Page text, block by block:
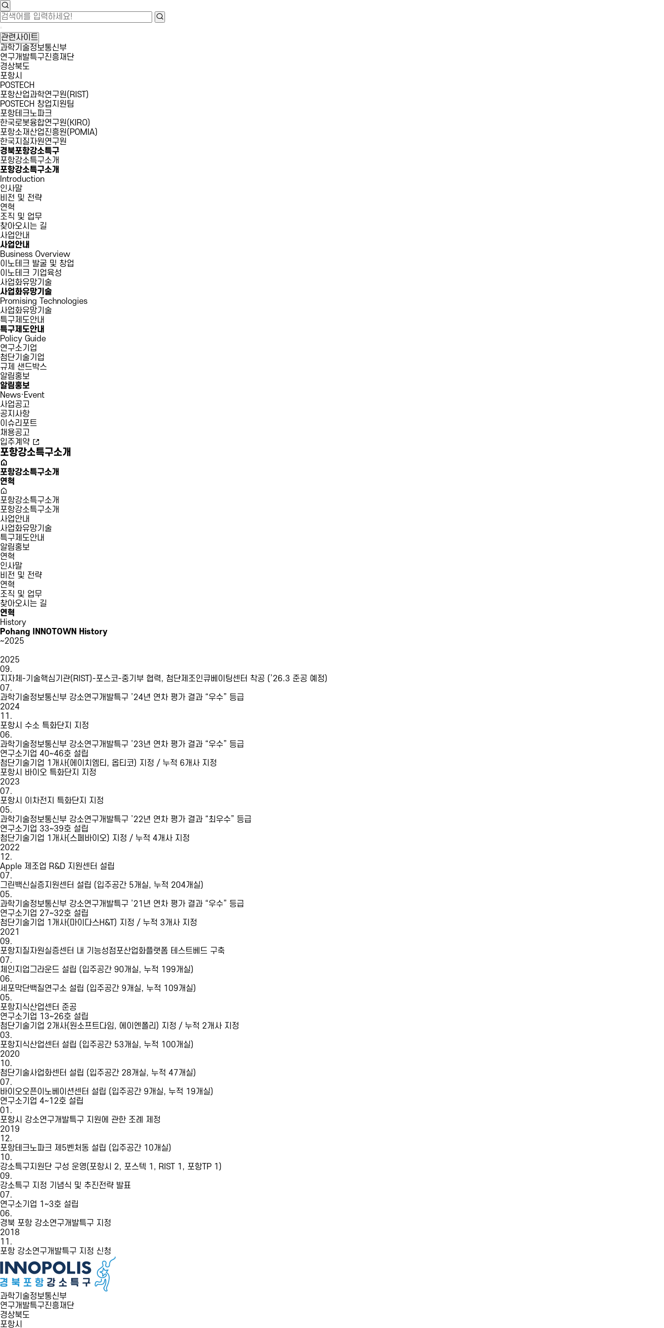
관련사이트
과학기술정보통신부
연구개발특구진흥재단
경상북도
포항시
POSTECH
포항산업과학연구원(RIST)
POSTECH 창업지원팀
포항테크노파크
한국로봇융합연구원(KIRO)
포항소재산업진흥원(POMIA)
한국지질자원연구원
경북포항강소특구
포항강소특구소개
포항강소특구소개
Introduction
인사말
비전 및 전략
연혁
조직 및 업무
찾아오시는 길
사업안내
사업안내
Business Overview
이노테크 발굴 및 창업
이노테크 기업육성
사업화유망기술
사업화유망기술
Promising Technologies
사업화유망기술
특구제도안내
특구제도안내
Policy Guide
연구소기업
첨단기술기업
규제 샌드박스
알림홍보
알림홍보
News·Event
사업공고
공지사항
이슈리포트
채용공고
입주계약
포항강소특구소개
포항강소특구소개
연혁
포항강소특구소개
포항강소특구소개
사업안내
사업화유망기술
특구제도안내
알림홍보
연혁
인사말
비전 및 전략
연혁
조직 및 업무
찾아오시는 길
연혁
History
Pohang INNOTOWN History
~2025
2025
09.
지자체-기술핵심기관(RIST)-포스코-중기부 협력, 첨단제조인큐베이팅센터 착공 (’26.3 준공 예정)
07.
과학기술정보통신부 강소연구개발특구 ’24년 연차 평가 결과 “우수” 등급
2024
11.
포항시 수소 특화단지 지정
06.
과학기술정보통신부 강소연구개발특구 ’23년 연차 평가 결과 “우수” 등급
연구소기업 40~46호 설립
첨단기술기업 1개사(에이치엠티, 옵티코) 지정 / 누적 6개사 지정
포항시 바이오 특화단지 지정
2023
07.
포항시 이차전지 특화단지 지정
05.
과학기술정보통신부 강소연구개발특구 ’22년 연차 평가 결과 “최우수” 등급
연구소기업 33~39호 설립
첨단기술기업 1개사(스페바이오) 지정 / 누적 4개사 지정
2022
12.
Apple 제조업 R&D 지원센터 설립
07.
그린백신실증지원센터 설립 (입주공간 5개실, 누적 204개실)
05.
과학기술정보통신부 강소연구개발특구 ’21년 연차 평가 결과 “우수” 등급
연구소기업 27~32호 설립
첨단기술기업 1개사(마이다스H&T) 지정 / 누적 3개사 지정
2021
09.
포항지질자원실증센터 내 기능성점포산업화플랫폼 테스트베드 구축
07.
체인지업그라운드 설립 (입주공간 90개실, 누적 199개실)
06.
세포막단백질연구소 설립 (입주공간 9개실, 누적 109개실)
05.
포항지식산업센터 준공
연구소기업 13~26호 설립
첨단기술기업 2개사(원소프트다임, 에이엔폴리) 지정 / 누적 2개사 지정
03.
포항지식산업센터 설립 (입주공간 53개실, 누적 100개실)
2020
10.
첨단기술사업화센터 설립 (입주공간 28개실, 누적 47개실)
07.
바이오오픈이노베이션센터 설립 (입주공간 9개실, 누적 19개실)
연구소기업 4~12호 설립
01.
포항시 강소연구개발특구 지원에 관한 조례 제정
2019
12.
포항테크노파크 제5벤처동 설립 (입주공간 10개실)
10.
강소특구지원단 구성 운영(포항시 2, 포스텍 1, RIST 1, 포항TP 1)
09.
강소특구 지정 기념식 및 추진전략 발표
07.
연구소기업 1~3호 설립
06.
경북 포항 강소연구개발특구 지정
2018
11.
포항 강소연구개발특구 지정 신청
과학기술정보통신부
연구개발특구진흥재단
경상북도
포항시